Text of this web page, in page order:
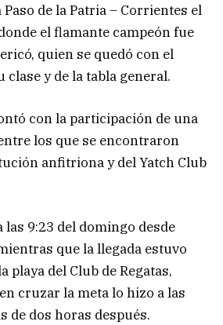
de la Patria – Corrientes el
el flamante campeón fue
quien se quedó con el
y de la tabla general.
con la participación de una
los que se encontraron
anfitriona y del Yatch Club
las 9:23 del domingo desde
que la llegada estuvo
playa del Club de Regatas,
cruzar la meta lo hizo a las
de dos horas después.